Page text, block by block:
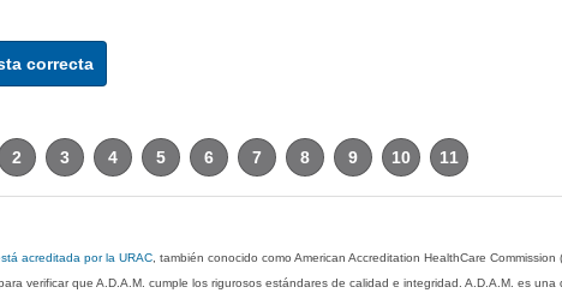
correcta
2 3 4 5 6 7 8 9 10 11
acreditada por la URAC , también conocido como American Accreditation HealthCare Commission
verificar que A.D.A.M. cumple los rigurosos estándares de calidad e integridad. A.D.A.M. es